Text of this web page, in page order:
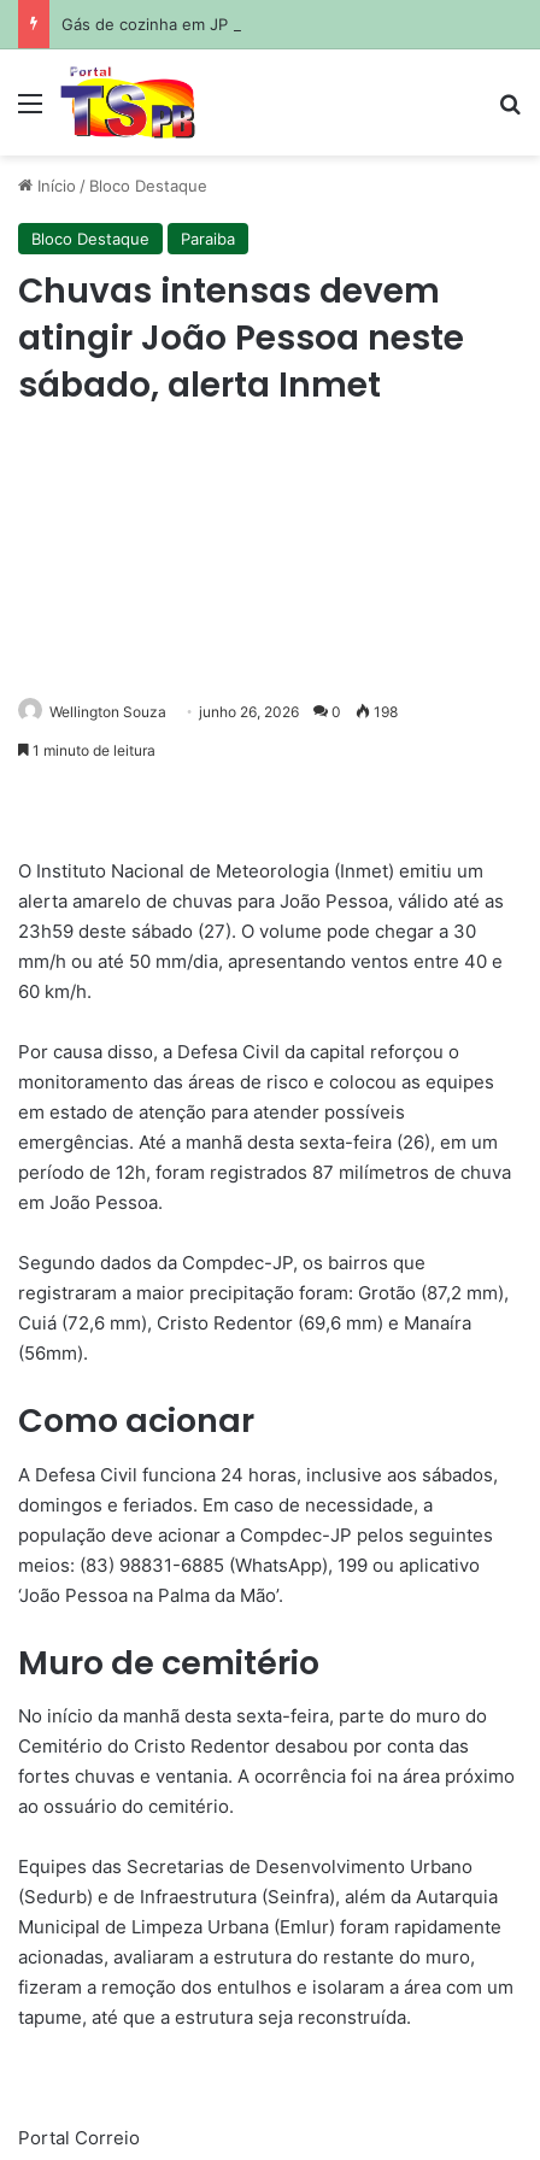
Menu
Início / Bloco Destaque
Bloco Destaque Paraiba
Chuvas intensas devem
atingir João Pessoa neste
sábado, alerta Inmet
Wellington Souza junho 26, 2026 0 198
1 minuto de leitura
O Instituto Nacional de Meteorologia (Inmet) emitiu um
alerta amarelo de chuvas para João Pessoa, válido até as
23h59 deste sábado (27). O volume pode chegar a 30
mm/h ou até 50 mm/dia, apresentando ventos entre 40 e
60 km/h.
Por causa disso, a Defesa Civil da capital reforçou o
monitoramento das áreas de risco e colocou as equipes
em estado de atenção para atender possíveis
emergências. Até a manhã desta sexta-feira (26), em um
período de 12h, foram registrados 87 milímetros de chuva
em João Pessoa.
Segundo dados da Compdec-JP, os bairros que
registraram a maior precipitação foram: Grotão (87,2 mm),
Cuiá (72,6 mm), Cristo Redentor (69,6 mm) e Manaíra
(56mm).
Como acionar
A Defesa Civil funciona 24 horas, inclusive aos sábados,
domingos e feriados. Em caso de necessidade, a
população deve acionar a Compdec-JP pelos seguintes
meios: (83) 98831-6885 (WhatsApp), 199 ou aplicativo
‘João Pessoa na Palma da Mão’.
Muro de cemitério
No início da manhã desta sexta-feira, parte do muro do
Cemitério do Cristo Redentor desabou por conta das
fortes chuvas e ventania. A ocorrência foi na área próximo
ao ossuário do cemitério.
Equipes das Secretarias de Desenvolvimento Urbano
(Sedurb) e de Infraestrutura (Seinfra), além da Autarquia
Municipal de Limpeza Urbana (Emlur) foram rapidamente
acionadas, avaliaram a estrutura do restante do muro,
fizeram a remoção dos entulhos e isolaram a área com um
tapume, até que a estrutura seja reconstruída.
Portal Correio